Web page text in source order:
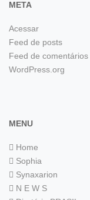
META
Acessar
Feed de posts
Feed de comentários
WordPress.org
MENU
Home
Sophia
Synaxarion
N E W S